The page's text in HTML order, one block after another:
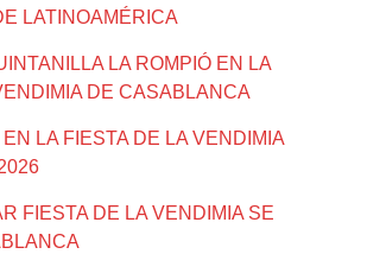
LATINOAMÉRICA
LA ROMPIÓ EN LA
DE CASABLANCA
LA FIESTA DE LA VENDIMIA
FIESTA DE LA VENDIMIA SE